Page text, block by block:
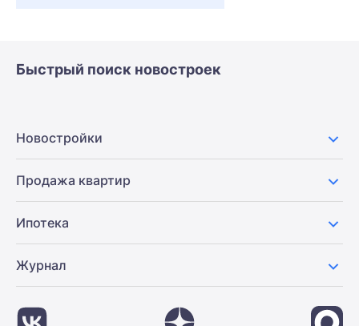
Быстрый поиск новостроек
Новостройки
Продажа квартир
Ипотека
Журнал